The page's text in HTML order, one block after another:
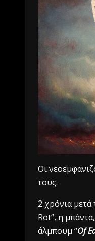
Οι
τους.
2 χρόνια
Rot”, η
άλμπουμ “Of